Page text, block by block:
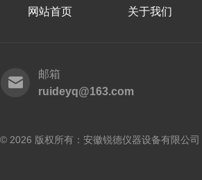
网站首页 关于我们
邮箱
ruideyq@163.com
© 2026 版权所有：安徽锐德仪器设备有限公